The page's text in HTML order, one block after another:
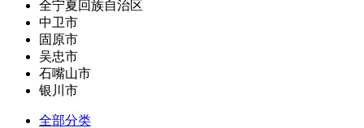
全宁夏回族自治区
中卫市
固原市
吴忠市
石嘴山市
银川市
全部分类